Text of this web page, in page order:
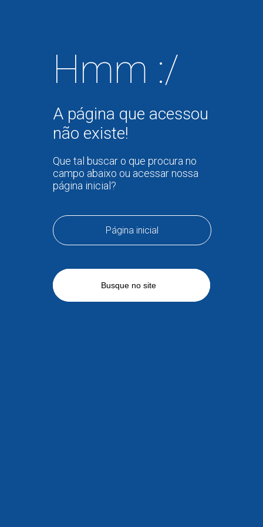
Hmm :/
A página que acessou
não existe!
Que tal buscar o que procura no
campo abaixo ou acessar nossa
página inicial?
Página inicial